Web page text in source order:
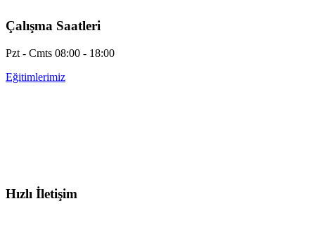
Çalışma Saatleri
Pzt - Cmts 08:00 - 18:00
Eğitimlerimiz
Hızlı İletişim